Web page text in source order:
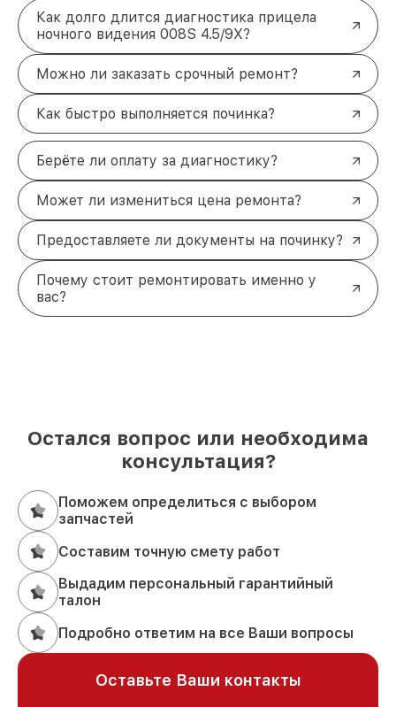
Как долго длится диагностика прицела
ночного видения 008S 4.5/9X?
Можно ли заказать срочный ремонт?
Как быстро выполняется починка?
Берёте ли оплату за диагностику?
Может ли измениться цена ремонта?
Предоставляете ли документы на починку?
Почему стоит ремонтировать именно у
вас?
Остался вопрос или необходима
консультация?
Поможем определиться с выбором
запчастей
Составим точную смету работ
Выдадим персональный гарантийный
талон
Подробно ответим на все Ваши вопросы
Оставьте Ваши контакты